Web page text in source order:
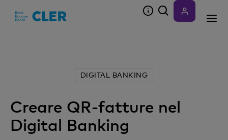
DIGITAL BANKING
Creare QR-fatture nel
Digital Banking